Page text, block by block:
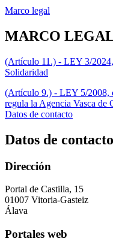
Marco legal
MARCO
(Artículo 11.) - LEY 3/
Solidaridad
(Artículo 9.) - LEY 5/2008,
regula la Agencia Vasca de
Datos de contacto
Datos de contacto
Dirección
Portal de Castilla, 15
01007 Vitoria-Gasteiz
Álava
Portales web